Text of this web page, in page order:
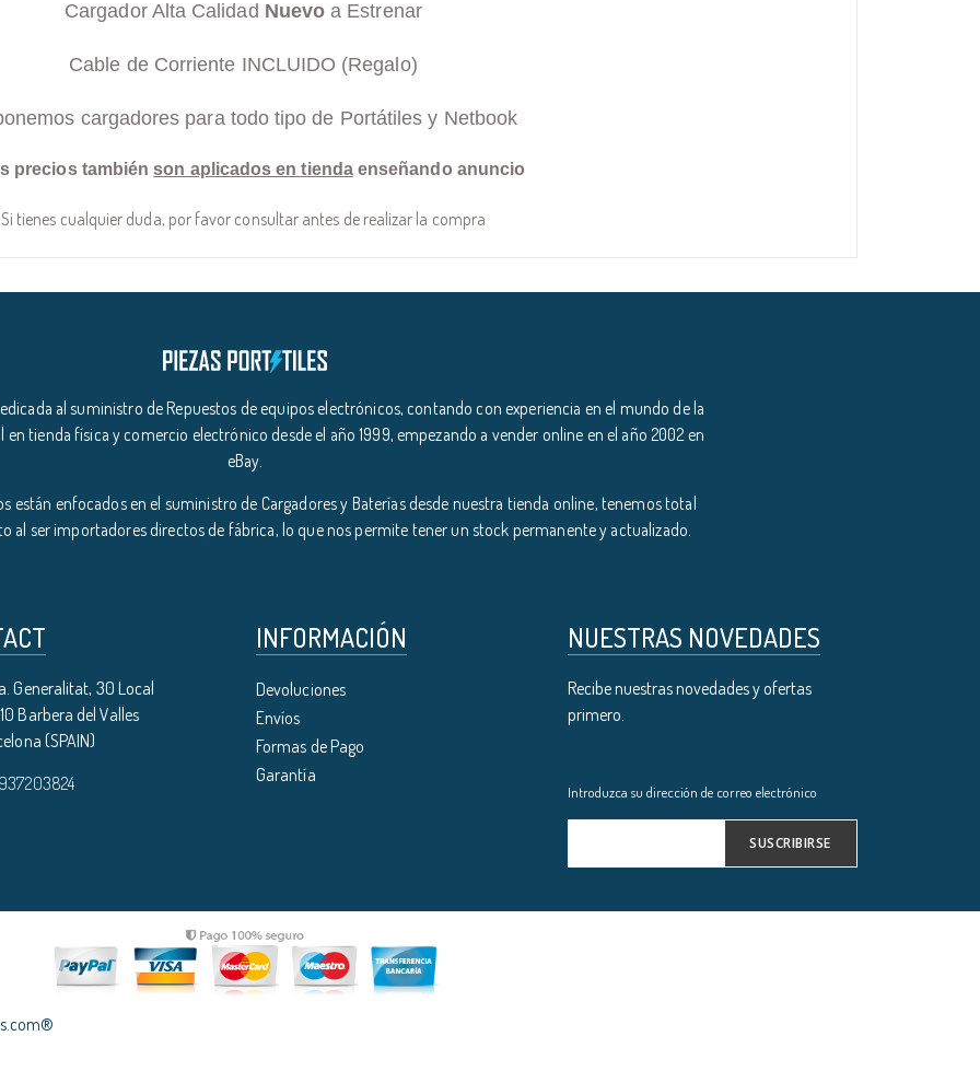
Cargador Alta Calidad Nuevo a Estrenar
Cable de Corriente INCLUIDO (Regalo)
cargadores para todo tipo de Portátiles y Netbook
precios también son aplicados en tienda enseñando anuncio
Si tienes cualquier duda, por favor consultar antes de realizar la compra
al suministro de Repuestos de equipos electrónicos, contando con experiencia en el mundo de la
tienda física y comercio electrónico desde el año 1999, empezando a vender online en el año 2002 en
eBay.
están enfocados en el suministro de Cargadores y Baterías desde nuestra tienda online, tenemos total
al ser importadores directos de fábrica, lo que nos permite tener un stock permanente y actualizado.
Generalitat, 30 Local
Barbera del Valles
(SPAIN)
INFORMACIÓN
Devoluciones
Envíos
Formas de Pago
Garantía
NUESTRAS NOVEDADES
Recibe nuestras novedades y ofertas
primero.
Introduzca su dirección de correo electrónico
SUSCRIBIRSE